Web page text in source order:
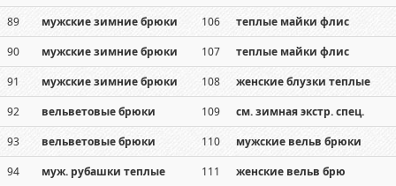
89
мужские зимние брюки 106
теплые майки флис
90
мужские зимние брюки 107
теплые майки флис
91
мужские зимние брюки 108
женские блузки теплые
92
вельветовые брюки 109
см. зимная экстр. спец.
93
вельветовые брюки 110
мужские вельв брюки
94
муж. рубашки теплые 111
женские вельв брю